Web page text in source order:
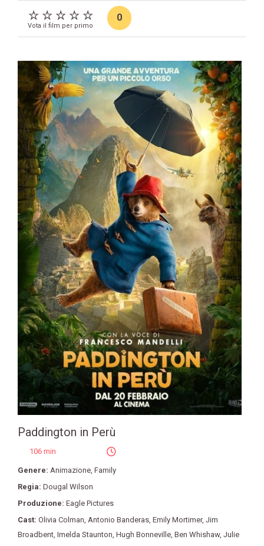
Vota il film per primo
0
Paddington in Perù
106 min
Genere: Animazione Family
Regia: Dougal Wilson
Produzione: Eagle Pictures
Cast: Olivia Colman Antonio Banderas Emily Mortimer, Jim
Broadbent Imelda Staunton Hugh Bonneville Ben Whishaw, Julie